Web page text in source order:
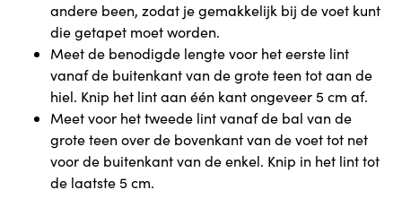
andere been, zodat je gemakkelijk bij de voet kunt
die getapet moet worden.
Meet de benodigde lengte voor het eerste lint
vanaf de buitenkant van de grote teen tot aan de
hiel. Knip het lint aan één kant ongeveer 5 cm af.
Meet voor het tweede lint vanaf de bal van de
grote teen over de bovenkant van de voet tot net
voor de buitenkant van de enkel. Knip in het lint tot
de laatste 5 cm.